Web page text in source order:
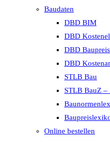
Baudaten
DBD BIM
DBD
DBD
DBD
STLB Bau
STLB BauZ –
Online bestellen